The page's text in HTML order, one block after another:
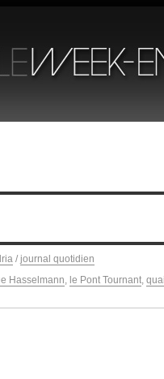
/ journal quotidien
Hasselmann, le Pont Tournant,